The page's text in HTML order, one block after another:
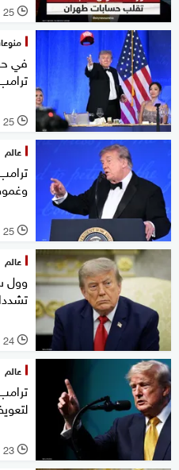
l 25 يوليو 2026
في
l 25 يوليو 2026
عالم
l 25 يوليو 2026
عالم
وول
l 24 يوليو 2026
عالم
l 23 يوليو 2026